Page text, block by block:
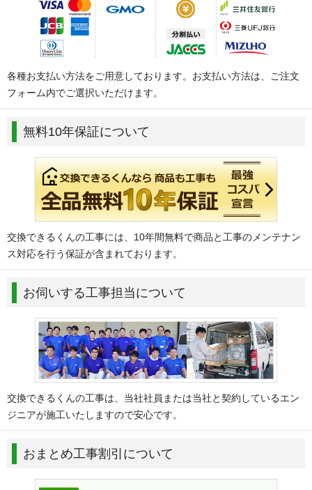
各種お支払い方法をご用意しております。お支払い方法は、ご注文
フォーム内でご選択いただけます。
無料10年保証について
交換できるくんの工事には、10年間無料で商品と工事のメンテナン
ス対応を行う保証が含まれております。
お伺いする工事担当について
交換できるくんの工事は、当社社員または当社と契約しているエン
ジニアが施工いたしますので安心です。
おまとめ工事割引について